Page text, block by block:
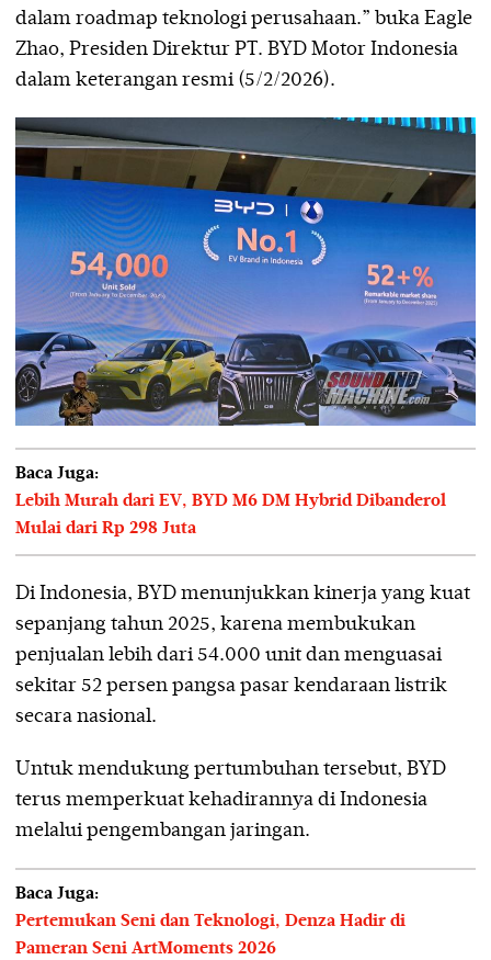
dalam roadmap teknologi perusahaan.” buka Eagle
Zhao, Presiden Direktur PT. BYD Motor Indonesia
dalam keterangan resmi (5/2/2026).
Baca Juga:
Lebih Murah dari EV, BYD M6 DM Hybrid Dibanderol
Mulai dari Rp 298 Juta
Di Indonesia, BYD menunjukkan kinerja yang kuat
sepanjang tahun 2025, karena membukukan
penjualan lebih dari 54.000 unit dan menguasai
sekitar 52 persen pangsa pasar kendaraan listrik
secara nasional.
Untuk mendukung pertumbuhan tersebut, BYD
terus memperkuat kehadirannya di Indonesia
melalui pengembangan jaringan.
Baca Juga:
Pertemukan Seni dan Teknologi, Denza Hadir di
Pameran Seni ArtMoments 2026